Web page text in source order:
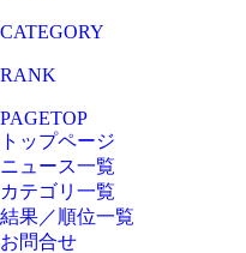
CATEGORY
RANK
PAGETOP
トップページ
ニュース一覧
カテゴリ一覧
結果／順位一覧
お問合せ